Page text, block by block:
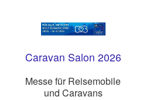
Caravan Salon 2026
Messe für Reisemobile
und Caravans